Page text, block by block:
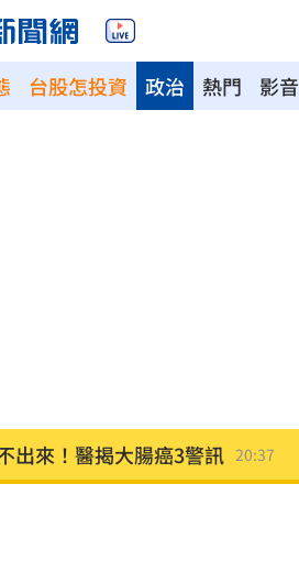
台股怎投資 熱門 影音
政治
出來！醫揭大腸癌3警訊 20:37
家庭、校園槍枝管理困境